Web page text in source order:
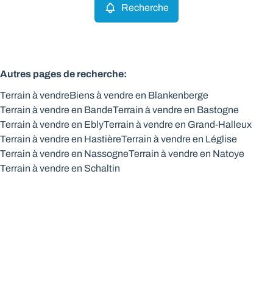
Recherche
Autres pages de recherche:
Terrain à vendreBiens à vendre en Blankenberge
Terrain à vendre en BandeTerrain à vendre en Bastogne
Terrain à vendre en EblyTerrain à vendre en Grand-Halleux
Terrain à vendre en HastièreTerrain à vendre en Léglise
Terrain à vendre en NassogneTerrain à vendre en Natoye
Terrain à vendre en Schaltin